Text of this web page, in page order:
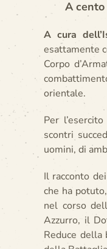
A cento
A cura
esattamente
Corpo
orientale.
Per
scontri
uomini, di
Il racconto
che ha
nel corso
Azzurro, il
Reduce della